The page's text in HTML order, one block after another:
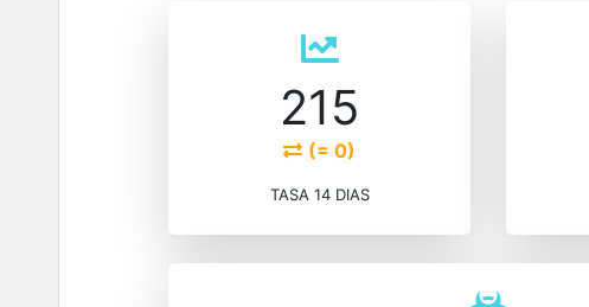
Open submenu
215
(= 0)
TASA 14 DIAS